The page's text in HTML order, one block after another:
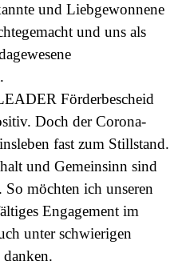
und Liebgewonnene
und uns als
Förderbescheid
Doch der Corona-
fast zum Stillstand.
und Gemeinsinn sind
So möchten ich unseren
Engagement im
unter schwierigen